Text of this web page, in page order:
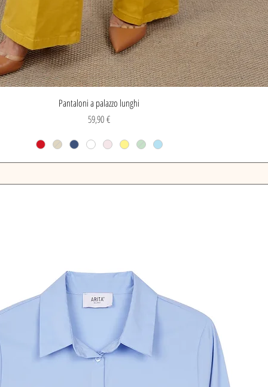
Vista rapida
Pantaloni a palazzo lunghi
Prezzo
59,90 €